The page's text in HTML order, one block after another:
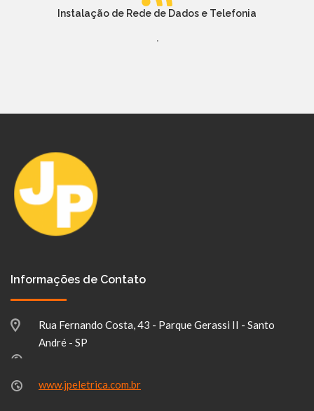
Instalação de Rede de Dados e Telefonia
.
Informações de Contato
Rua Fernando Costa, 43 - Parque Gerassi II - Santo
André - SP
www.jpeletrica.com.br